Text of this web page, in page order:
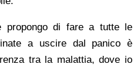
propongo di fare a tutte le
a uscire dal panico è
tra la malattia, dove io